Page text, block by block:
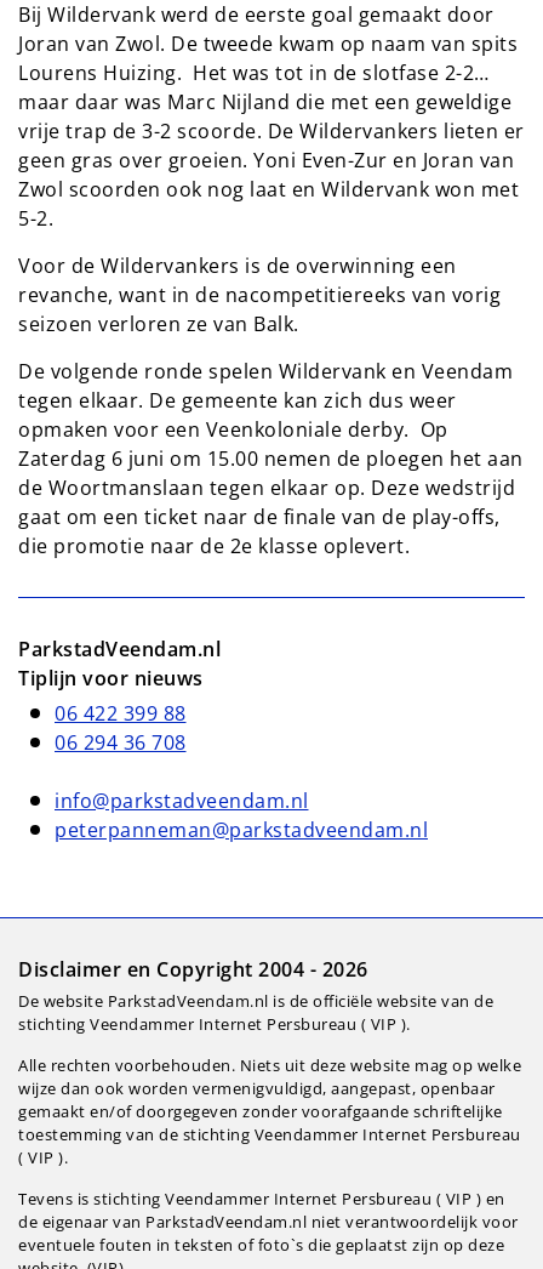
Bij Wildervank werd de eerste goal gemaakt door
Joran van Zwol. De tweede kwam op naam van spits
Lourens Huizing. Het was tot in de slotfase 2-2…
maar daar was Marc Nijland die met een geweldige
vrije trap de 3-2 scoorde. De Wildervankers lieten er
geen gras over groeien. Yoni Even-Zur en Joran van
Zwol scoorden ook nog laat en Wildervank won met
5-2.
Voor de Wildervankers is de overwinning een
revanche, want in de nacompetitiereeks van vorig
seizoen verloren ze van Balk.
De volgende ronde spelen Wildervank en Veendam
tegen elkaar. De gemeente kan zich dus weer
opmaken voor een Veenkoloniale derby. Op
Zaterdag 6 juni om 15.00 nemen de ploegen het aan
de Woortmanslaan tegen elkaar op. Deze wedstrijd
gaat om een ticket naar de finale van de play-offs,
die promotie naar de 2e klasse oplevert.
ParkstadVeendam.nl
Tiplijn voor nieuws
06 422 399 88
06 294 36 708
info@parkstadveendam.nl
peterpanneman@parkstadveendam.nl
Disclaimer en Copyright 2004 - 2026
De website ParkstadVeendam.nl is de officiële website van de
stichting Veendammer Internet Persbureau ( VIP ).
Alle rechten voorbehouden. Niets uit deze website mag op welke
wijze dan ook worden vermenigvuldigd, aangepast, openbaar
gemaakt en/of doorgegeven zonder voorafgaande schriftelijke
toestemming van de stichting Veendammer Internet Persbureau
( VIP ).
Tevens is stichting Veendammer Internet Persbureau ( VIP ) en
de eigenaar van ParkstadVeendam.nl niet verantwoordelijk voor
eventuele fouten in teksten of foto`s die geplaatst zijn op deze